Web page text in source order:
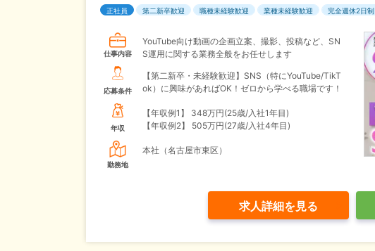
正社員 第二新卒歓迎 職種未経験歓迎 業種未経験歓迎 完全週休2日制
仕事内容
YouTube向け動画の企画立案、撮影、投稿など、SN
S運用に関する業務全般をお任せします
応募条件
【第二新卒・未経験歓迎】SNS（特にYouTube/TikT
ok）に興味があればOK！ゼロから学べる職場です！
年収
【年収例1】
348万円(25歳/入社1年目)
【年収例2】
505万円(27歳/入社4年目)
勤務地
本社（名古屋市東区）
求人詳細を見る